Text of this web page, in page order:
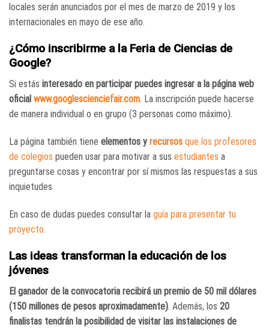
locales serán anunciados por el mes de marzo de 2019 y los
internacionales en mayo de ese año.
¿Cómo inscribirme a la Feria de Ciencias de
Google?
Si estás interesado en participar puedes ingresar a la página web
oficial www.googlescienciefair.com. La inscripción puede hacerse
de manera individual o en grupo (3 personas como máximo).
La página también tiene elementos y recursos que los profesores
de colegios pueden usar para motivar a sus estudiantes a
preguntarse cosas y encontrar por sí mismos las respuestas a sus
inquietudes.
En caso de dudas puedes consultar la guía para presentar tu
proyecto.
Las ideas transforman la educación de los
jóvenes
El ganador de la convocatoria recibirá un premio de 50 mil dólares
(150 millones de pesos aproximadamente). Además, los 20
finalistas tendrán la posibilidad de visitar las instalaciones de